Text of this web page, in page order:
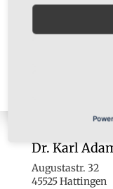
Dr. Karl
Augustastr. 32
45525 Hattingen